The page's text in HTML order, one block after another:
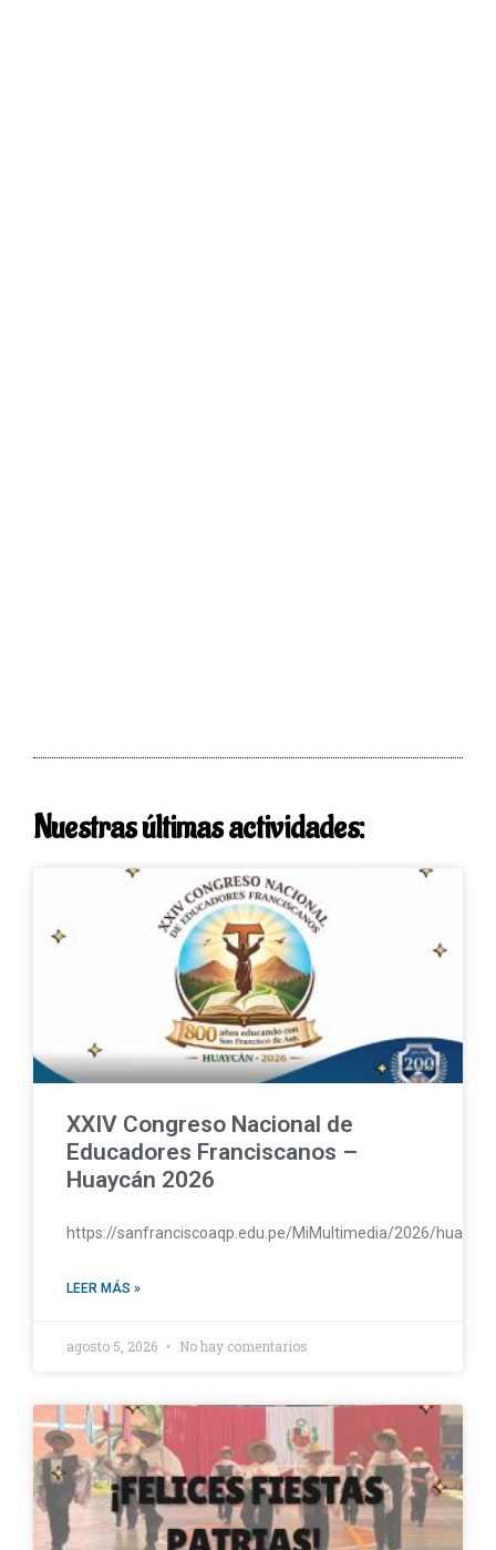
Nuestras últimas actividades:
XXIV Congreso Nacional de
Educadores Franciscanos –
Huaycán 2026
https://sanfranciscoaqp.edu.pe/MiMultimedia/2026/
LEER MÁS »
agosto 5, 2026 No hay comentarios